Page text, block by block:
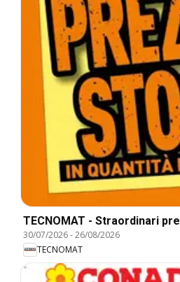
TECNOMAT - Straordinari
30/07/2026-26/08/2026
TECNOMAT